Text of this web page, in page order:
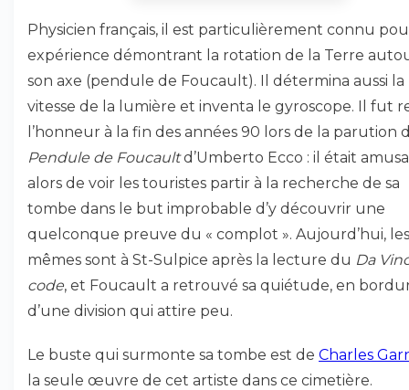
Physicien français, il est particulièrement connu
expérience démontrant la rotation de la Terre
son axe (pendule de Foucault). Il détermina aussi la
vitesse de la lumière et inventa le gyroscope. Il fut
l’honneur à la fin des années 90 lors de la parution
Pendule de Foucaultd’Umberto Ecco : il était
alors de voir les touristes partir à la recherche de sa
tombe dans le but improbable d’y découvrir une
quelconque preuve du « complot ». Aujourd’hui, les
mêmes sont à St-Sulpice après la lecture du Da
code, et Foucault a retrouvé sa quiétude, en
d’une division qui attire peu.
Le buste qui surmonte sa tombe est de Charles
la seule œuvre de cet artiste dans ce cimetière.